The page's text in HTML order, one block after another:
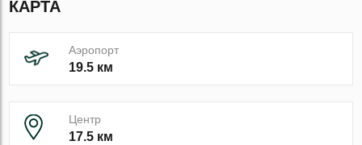
КАРТА
Аэропорт
19.5 км
Центр
17.5 км